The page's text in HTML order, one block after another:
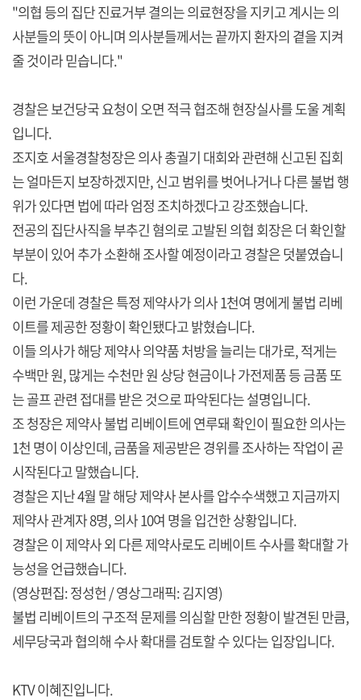
"의협 등의 집단 진료거부 결의는 의료현장을 지키고 계시는 의
사분들의 뜻이 아니며 의사분들께서는 끝까지 환자의 곁을 지켜
줄 것이라 믿습니다."
경찰은 보건당국 요청이 오면 적극 협조해 현장실사를 도울 계획
입니다.
조지호 서울경찰청장은 의사 총궐기 대회와 관련해 신고된 집회
는 얼마든지 보장하겠지만, 신고 범위를 벗어나거나 다른 불법 행
위가 있다면 법에 따라 엄정 조치하겠다고 강조했습니다.
전공의 집단사직을 부추긴 혐의로 고발된 의협 회장은 더 확인할
부분이 있어 추가 소환해 조사할 예정이라고 경찰은 덧붙였습니
다.
이런 가운데 경찰은 특정 제약사가 의사 1천여 명에게 불법 리베
이트를 제공한 정황이 확인됐다고 밝혔습니다.
이들 의사가 해당 제약사 의약품 처방을 늘리는 대가로, 적게는
수백만 원, 많게는 수천만 원 상당 현금이나 가전제품 등 금품 또
는 골프 관련 접대를 받은 것으로 파악된다는 설명입니다.
조 청장은 제약사 불법 리베이트에 연루돼 확인이 필요한 의사는
1천 명이 이상인데, 금품을 제공받은 경위를 조사하는 작업이 곧
시작된다고 말했습니다.
경찰은 지난 4월 말 해당 제약사 본사를 압수수색했고 지금까지
제약사 관계자 8명, 의사 10여 명을 입건한 상황입니다.
경찰은 이 제약사 외 다른 제약사로도 리베이트 수사를 확대할 가
능성을 언급했습니다.
(영상편집: 정성헌 / 영상그래픽: 김지영)
불법 리베이트의 구조적 문제를 의심할 만한 정황이 발견된 만큼,
세무당국과 협의해 수사 확대를 검토할 수 있다는 입장입니다.
KTV 이혜진입니다.